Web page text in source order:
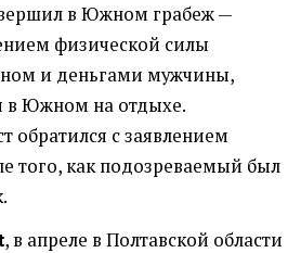
в Южном грабеж —
физической силы
и деньгами мужчины,
в Южном на отдыхе.
обратился с заявлением
того, как подозреваемый был
, в апреле в Полтавской области